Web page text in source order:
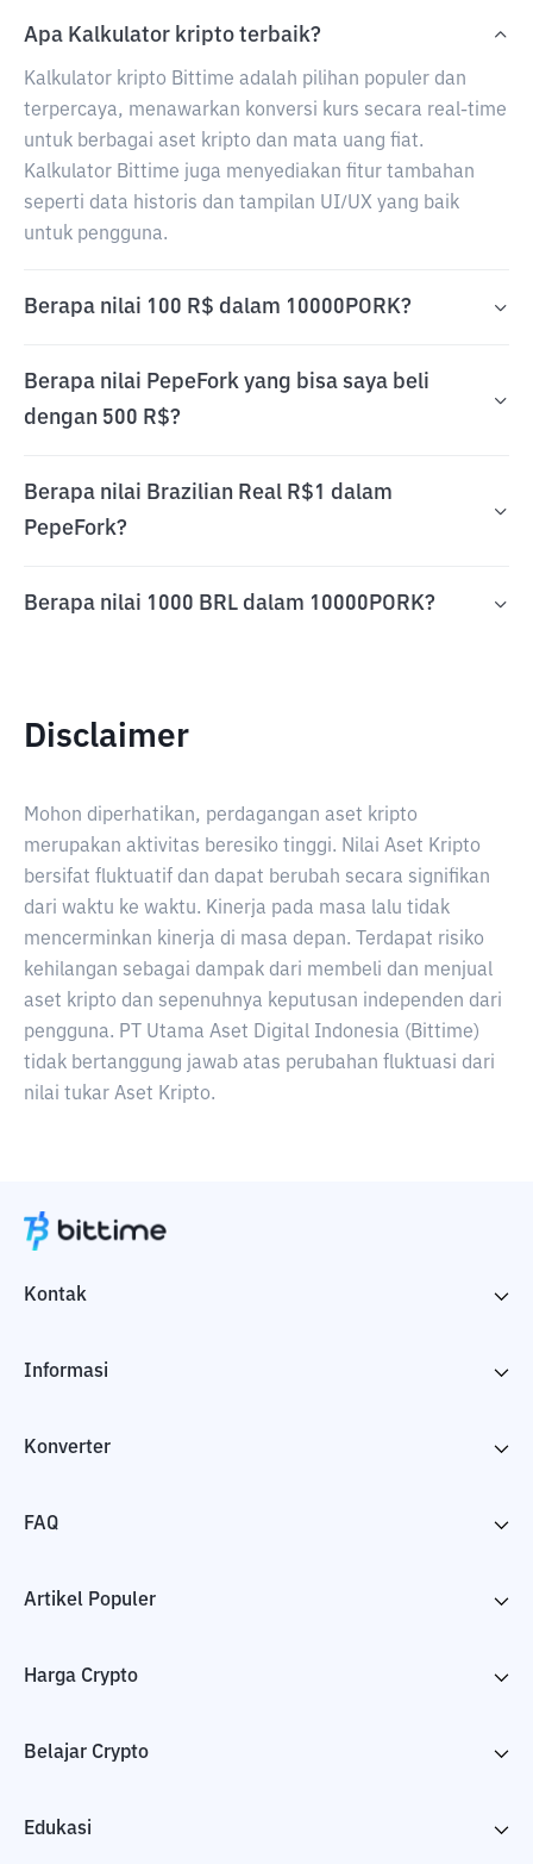
Apa Kalkulator kripto terbaik?
Kalkulator kripto Bittime adalah pilihan populer dan
terpercaya, menawarkan konversi kurs secara real-time
untuk berbagai aset kripto dan mata uang fiat.
Kalkulator Bittime juga menyediakan fitur tambahan
seperti data historis dan tampilan UI/UX yang baik
untuk pengguna.
Berapa nilai 100 R$ dalam 10000PORK?
Berapa nilai PepeFork yang bisa saya beli
dengan 500 R$?
Berapa nilai Brazilian Real R$1 dalam
PepeFork?
Berapa nilai 1000 BRL dalam 10000PORK?
Disclaimer
Mohon diperhatikan, perdagangan aset kripto
merupakan aktivitas beresiko tinggi. Nilai Aset Kripto
bersifat fluktuatif dan dapat berubah secara signifikan
dari waktu ke waktu. Kinerja pada masa lalu tidak
mencerminkan kinerja di masa depan. Terdapat risiko
kehilangan sebagai dampak dari membeli dan menjual
aset kripto dan sepenuhnya keputusan independen dari
pengguna. PT Utama Aset Digital Indonesia (Bittime)
tidak bertanggung jawab atas perubahan fluktuasi dari
nilai tukar Aset Kripto.
Kontak
Informasi
Konverter
FAQ
Artikel Populer
Harga Crypto
Belajar Crypto
Edukasi